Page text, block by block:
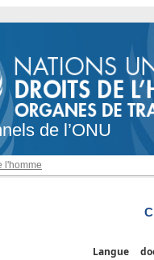
de l’ONU
l'homme
Langue